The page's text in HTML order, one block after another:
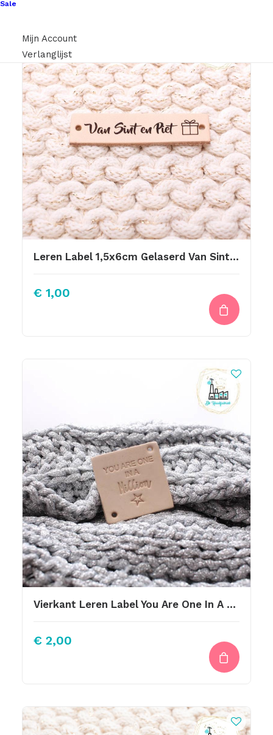
Sale
Mijn Account
Verlanglijst
Leren Label 1,5x6cm Gelaserd Van Sint En Piet
€ 1,00
Vierkant Leren Label You Are One In A Million
€ 2,00